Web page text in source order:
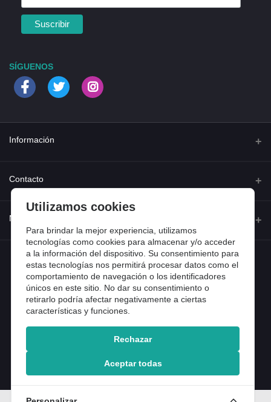
SÍGUENOS
Información
Quienes somos
Preguntas frecuentes
Entradas de blog
Contacto
Calle Ferraz 42, Madrid
Teléfono
918 13 81 81
Email
info@tiendental.com
Mi cuenta
Iniciar sesión
Historial de pedidos
Mi lista de compra
Copyright 2025 © TienDental productos dentales, S.L..
Utilizamos cookies
Para brindar la mejor experiencia, utilizamos
tecnologías como cookies para almacenar y/o acceder
a la información del dispositivo. Su consentimiento para
estas tecnologías nos permitirá procesar datos como el
comportamiento de navegación o los identificadores
únicos en este sitio. No dar su consentimiento o
retirarlo podría afectar negativamente a ciertas
características y funciones.
Rechazar
Aceptar todas